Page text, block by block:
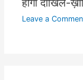
Leave a